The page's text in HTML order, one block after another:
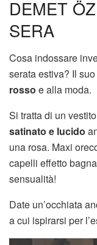
DEMET
SERA
Cosa indossare
serata estiva? Il
rosso e alla moda.
Si tratta di un
satinato e lucido
una rosa. Maxi
capelli effetto
sensualità!
Date un’occhiata
a cui ispirarsi per